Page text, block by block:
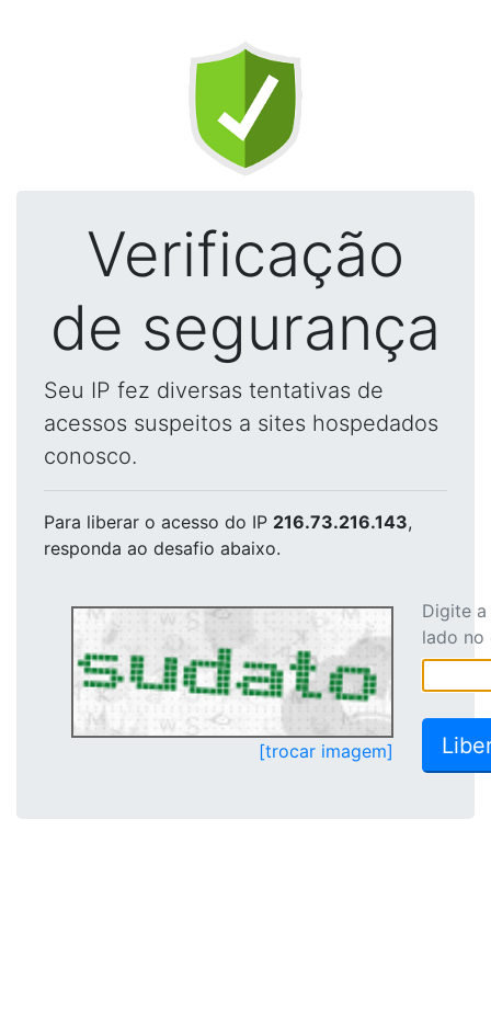
Verificação
de segurança
Seu IP fez diversas tentativas de
acessos suspeitos a sites hospedados
conosco.
Para liberar o acesso do IP 216.73.216.143,
responda ao desafio abaixo.
[trocar imagem]
Digite
lado no